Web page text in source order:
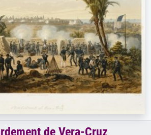
de Vera-Cruz